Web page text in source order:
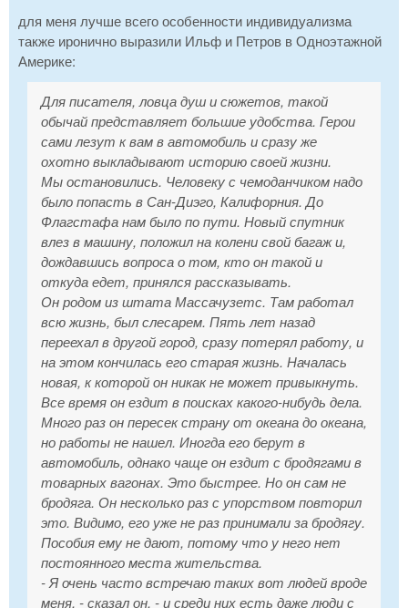
для меня лучше всего особенности индивидуализма
также иронично выразили Ильф и Петров в Одноэтажной
Америке:
Для писателя, ловца душ и сюжетов, такой
обычай представляет большие удобства. Герои
сами лезут к вам в автомобиль и сразу же
охотно выкладывают историю своей жизни.
Мы остановились. Человеку с чемоданчиком надо
было попасть в Сан-Диэго, Калифорния. До
Флагстафа нам было по пути. Новый спутник
влез в машину, положил на колени свой багаж и,
дождавшись вопроса о том, кто он такой и
откуда едет, принялся рассказывать.
Он родом из штата Массачузетс. Там работал
всю жизнь, был слесарем. Пять лет назад
переехал в другой город, сразу потерял работу, и
на этом кончилась его старая жизнь. Началась
новая, к которой он никак не может привыкнуть.
Все время он ездит в поисках какого-нибудь дела.
Много раз он пересек страну от океана до океана,
но работы не нашел. Иногда его берут в
автомобиль, однако чаще он ездит с бродягами в
товарных вагонах. Это быстрее. Но он сам не
бродяга. Он несколько раз с упорством повторил
это. Видимо, его уже не раз принимали за бродягу.
Пособия ему не дают, потому что у него нет
постоянного места жительства.
- Я очень часто встречаю таких вот людей вроде
меня, - сказал он, - и среди них есть даже люди с